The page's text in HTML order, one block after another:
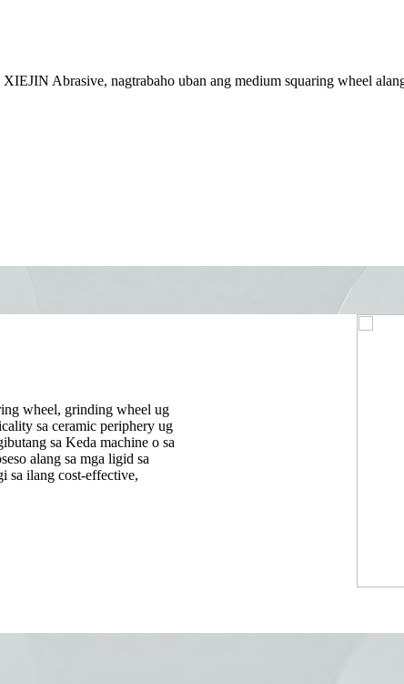
Abrasive, nagtrabaho uban ang medium squaring wheel
wheel, grinding wheel ug
sa ceramic periphery ug
sa Keda machine o sa
alang sa mga ligid sa
sa ilang cost-effective,